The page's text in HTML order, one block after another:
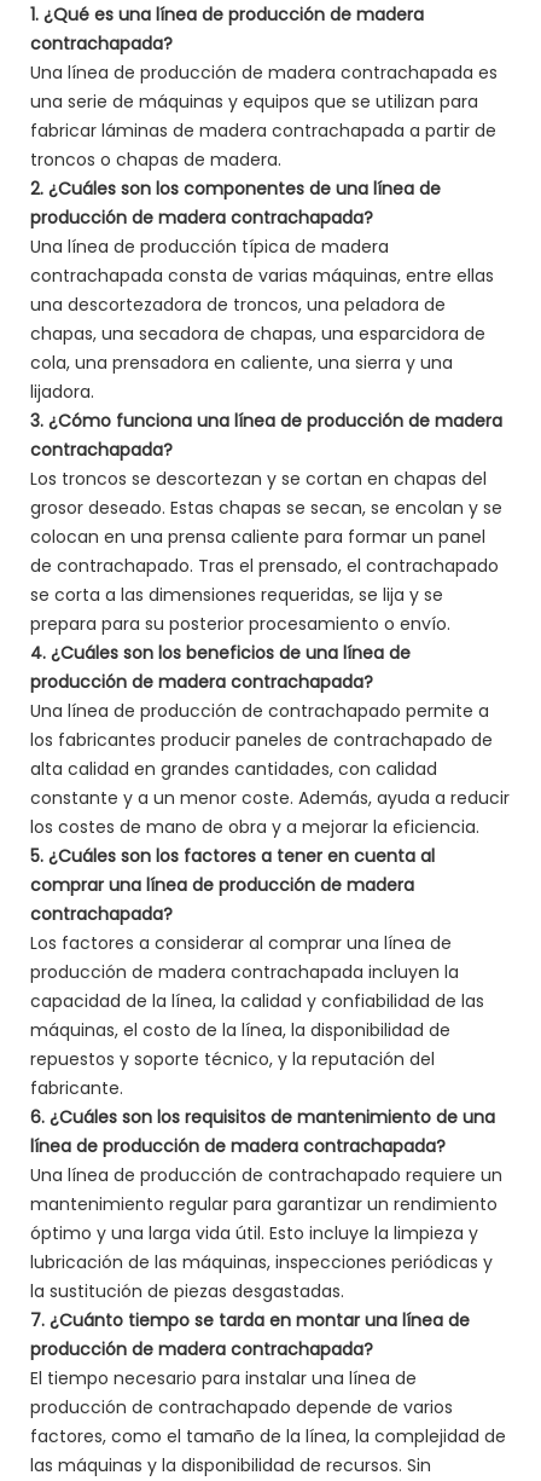
1. ¿Qué es una línea de producción de madera
contrachapada?
Una línea de producción de madera contrachapada es
una serie de máquinas y equipos que se utilizan para
fabricar láminas de madera contrachapada a partir de
troncos o chapas de madera.
2. ¿Cuáles son los componentes de una línea de
producción de madera contrachapada?
Una línea de producción típica de madera
contrachapada consta de varias máquinas, entre ellas
una descortezadora de troncos, una peladora de
chapas, una secadora de chapas, una esparcidora de
cola, una prensadora en caliente, una sierra y una
lijadora.
3. ¿Cómo funciona una línea de producción de madera
contrachapada?
Los troncos se descortezan y se cortan en chapas del
grosor deseado. Estas chapas se secan, se encolan y se
colocan en una prensa caliente para formar un panel
de contrachapado. Tras el prensado, el contrachapado
se corta a las dimensiones requeridas, se lija y se
prepara para su posterior procesamiento o envío.
4. ¿Cuáles son los beneficios de una línea de
producción de madera contrachapada?
Una línea de producción de contrachapado permite a
los fabricantes producir paneles de contrachapado de
alta calidad en grandes cantidades, con calidad
constante y a un menor coste. Además, ayuda a reducir
los costes de mano de obra y a mejorar la eficiencia.
5. ¿Cuáles son los factores a tener en cuenta al
comprar una línea de producción de madera
contrachapada?
Los factores a considerar al comprar una línea de
producción de madera contrachapada incluyen la
capacidad de la línea, la calidad y confiabilidad de las
máquinas, el costo de la línea, la disponibilidad de
repuestos y soporte técnico, y la reputación del
fabricante.
6. ¿Cuáles son los requisitos de mantenimiento de una
línea de producción de madera contrachapada?
Una línea de producción de contrachapado requiere un
mantenimiento regular para garantizar un rendimiento
óptimo y una larga vida útil. Esto incluye la limpieza y
lubricación de las máquinas, inspecciones periódicas y
la sustitución de piezas desgastadas.
7. ¿Cuánto tiempo se tarda en montar una línea de
producción de madera contrachapada?
El tiempo necesario para instalar una línea de
producción de contrachapado depende de varios
factores, como el tamaño de la línea, la complejidad de
las máquinas y la disponibilidad de recursos. Sin